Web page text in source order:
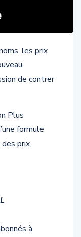
les prix
de contrer
Plus
formule
prix
à